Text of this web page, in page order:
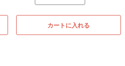
カートに入れる